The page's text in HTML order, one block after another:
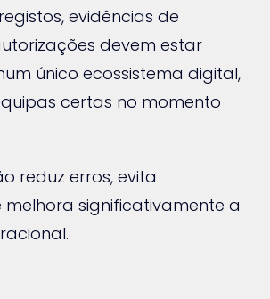
evidências de
devem estar
único ecossistema digital,
certas no momento
reduz erros, evita
significativamente a